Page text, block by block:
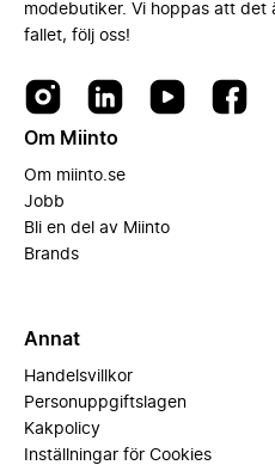
modebutiker. Vi hoppas att det
fallet, följ oss!
Om Miinto
Om miinto.se
Jobb
Bli en del av Miinto
Brands
Annat
Handelsvillkor
Personuppgiftslagen
Kakpolicy
Inställningar för Cookies